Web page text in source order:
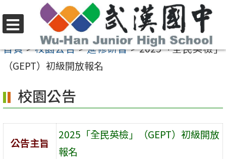
至
容
區
選
單
首頁>校園公告>進修研習>2025「全民英檢」
（GEPT）初級開放報名
校園公告
公告主旨
2025「全民英檢」（GEPT）初級開放
報名